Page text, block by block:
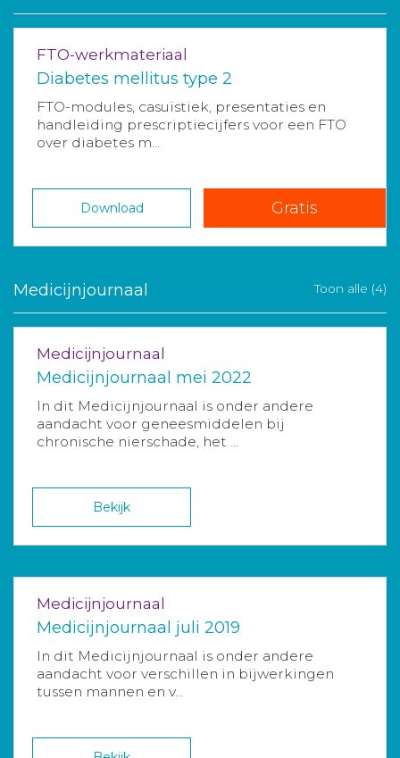
FTO-werkmateriaal
Diabetes mellitus type 2
FTO-modules, casuïstiek, presentaties en
handleiding prescriptiecijfers voor een FTO
over diabetes m...
Download Gratis
Medicijnjournaal Toon alle (4)
Medicijnjournaal
Medicijnjournaal mei 2022
In dit Medicijnjournaal is onder andere
aandacht voor geneesmiddelen bij
chronische nierschade, het ...
Bekijk
Medicijnjournaal
Medicijnjournaal juli 2019
In dit Medicijnjournaal is onder andere
aandacht voor verschillen in bijwerkingen
tussen mannen en v...